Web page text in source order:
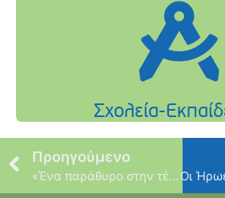
Προηγούμενο
«Ένα παράθυρο στην τέχνη»- τα εικαστικά εργαστήρια για μικρούς και μεγάλους στο Δήμο μας!